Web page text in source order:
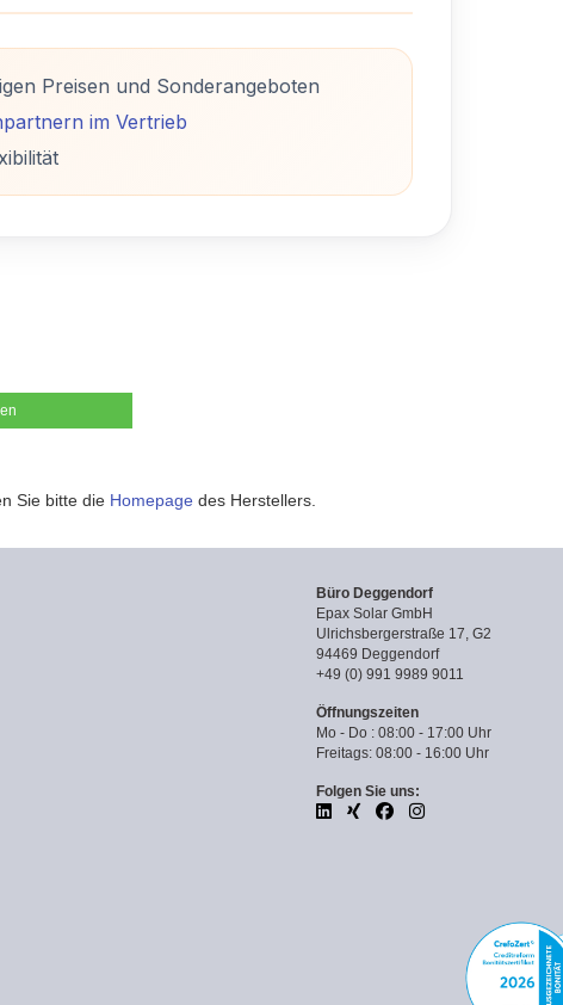
Preisen und Sonderangeboten
im Vertrieb
Sie bitte die Homepage des Herstellers.
Büro Deggendorf
Epax Solar GmbH
Ulrichsbergerstraße 17, G2
94469 Deggendorf
+49 (0) 991 9989 9011
Öffnungszeiten
Mo - Do : 08:00 - 17:00 Uhr
Freitags: 08:00 - 16:00 Uhr
Folgen Sie uns: